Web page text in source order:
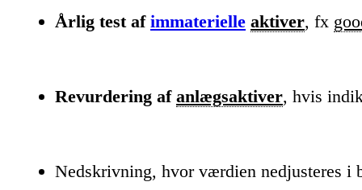
Årlig test af immaterielle aktiver, fx
Revurdering af anlægsaktiver, hvis
Nedskrivning, hvor værdien nedjusteres i